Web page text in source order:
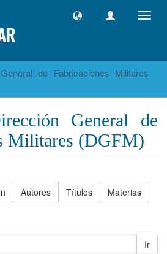
de Fabricaciones Militares
General de
Militares (DGFM)
Autores Títulos Materias
Ir